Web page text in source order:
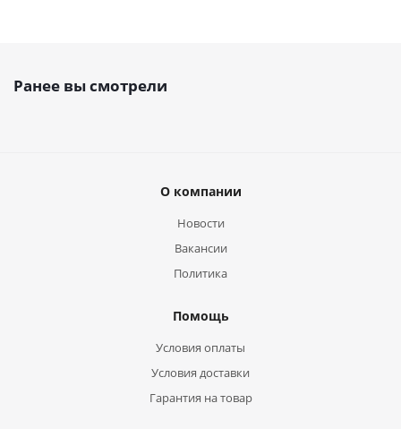
Ранее вы смотрели
О компании
Новости
Вакансии
Политика
Помощь
Условия оплаты
Условия доставки
Гарантия на товар